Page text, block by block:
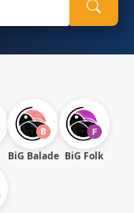
BiG Balade BiG Folk